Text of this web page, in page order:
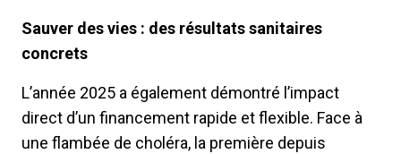
Sauver des vies : des résultats sanitaires
concrets
L’année 2025 a également démontré l’impact
direct d’un financement rapide et flexible. Face à
une flambée de choléra, la première depuis